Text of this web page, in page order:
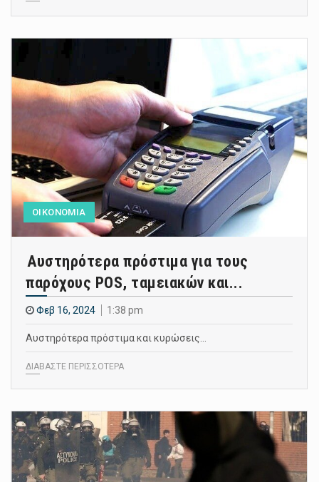
ΟΙΚΟΝΟΜΙΑ
Αυστηρότερα πρόστιμα για τους
παρόχους POS, ταμειακών και...
Φεβ 16, 2024 1:38 pm
Αυστηρότερα πρόστιμα και κυρώσεις…
ΔΙΑΒΑΣΤΕ ΠΕΡΙΣΣΟΤΕΡΑ